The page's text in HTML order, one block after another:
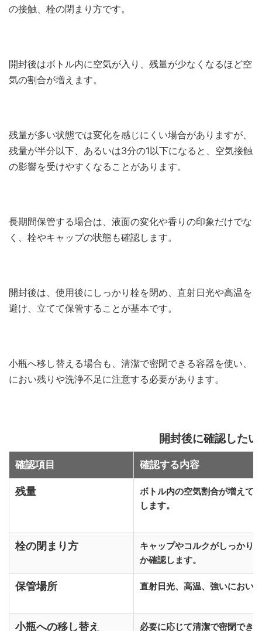
の接触、栓の閉まり方です。
開封後はボトル内に空気が入り、残量が少なくなるほど空
気の割合が増えます。
残量が多い状態では変化を感じにくい場合がありますが、
残量が半分以下、あるいは3分の1以下になると、空気接触
の影響を受けやすくなることがあります。
長期間保管する場合は、液面の変化や香りの印象だけでな
く、栓やキャップの状態も確認します。
開封後は、使用後にしっかり栓を閉め、直射日光や高温を
避け、立てて保管することが基本です。
小瓶へ移し替える場合も、清潔で密閉できる容器を使い、
におい残りや洗浄不足に注意する必要があります。
開封後に確認した
確認項目 確認する内容
残量
ボトル内の空気割合が増えて
します。
栓の閉まり方
キャップやコルクがしっかり
か確認します。
保管場所 直射日光、高温、強いにおい
小瓶への移し替え 必要に応じて清潔で密閉でき